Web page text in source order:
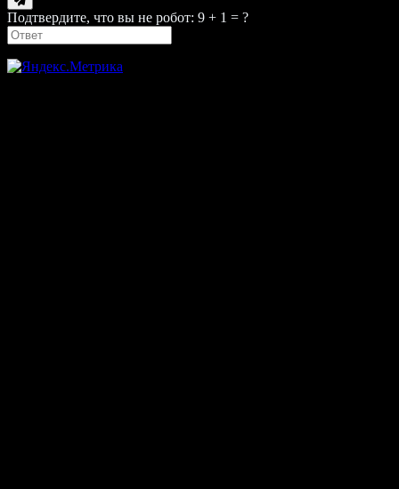
Подтвердите, что вы не робот: 9 + 1 = ?